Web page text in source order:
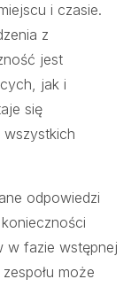
i czasie.
z
jest
jak i
się
odpowiedzi
w fazie wstępnej
może